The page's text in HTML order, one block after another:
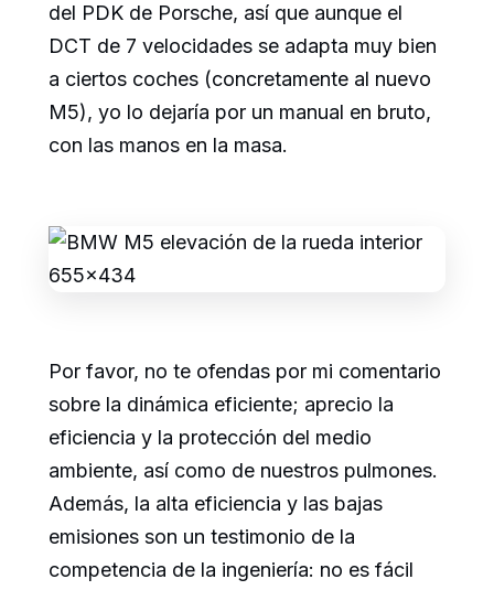
del PDK de Porsche, así que aunque el
DCT de 7 velocidades se adapta muy bien
a ciertos coches (concretamente al nuevo
M5), yo lo dejaría por un manual en bruto,
con las manos en la masa.
Por favor, no te ofendas por mi comentario
sobre la dinámica eficiente; aprecio la
eficiencia y la protección del medio
ambiente, así como de nuestros pulmones.
Además, la alta eficiencia y las bajas
emisiones son un testimonio de la
competencia de la ingeniería: no es fácil